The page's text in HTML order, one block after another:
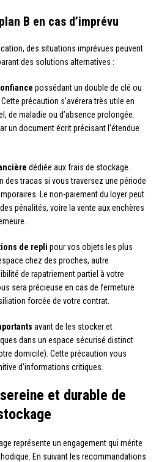
B en cas d’imprévu
des situations imprévues peuvent
des solutions alternatives :
possédant un double de clé ou
précaution s’avérera très utile en
de maladie ou d’absence prolongée.
un document écrit précisant l’étendue
dédiée aux frais de stockage.
des tracas si vous traversez une période
Le non-paiement du loyer peut
pénalités, voire la vente aux enchères
de repli pour vos objets les plus
chez des proches, autre
de rapatriement partiel à votre
sera précieuse en cas de fermeture
forcée de votre contrat.
avant de les stocker et
dans un espace sécurisé distinct
domicile). Cette précaution vous
d’informations critiques.
et durable de
représente un engagement qui mérite
En suivant les recommandations